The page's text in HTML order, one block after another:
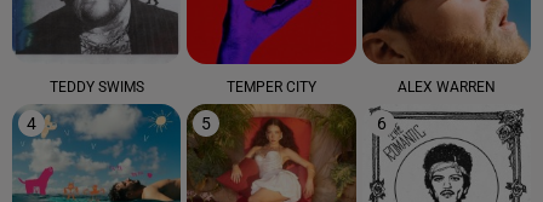
TEDDY SWIMS TEMPER CITY ALEX WARREN
4 5 6